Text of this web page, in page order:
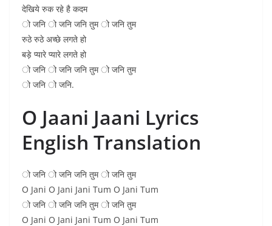
देखिये रुक रहे है कदम
ो जनि ो जनि जनि तुम ो जनि तुम
रुठे रुठे अच्छे लगते हो
बड़े प्यारे प्यारे लगते हो
ो जनि ो जनि जनि तुम ो जनि तुम
ो जनि ो जनि.
O Jaani Jaani Lyrics
English Translation
ो जनि ो जनि जनि तुम ो जनि तुम
O Jani O Jani Jani Tum O Jani Tum
ो जनि ो जनि जनि तुम ो जनि तुम
O Jani O Jani Jani Tum O Jani Tum